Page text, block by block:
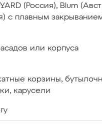
(Россия), Blum
с плавным
или корпуса
корзины,
карусели